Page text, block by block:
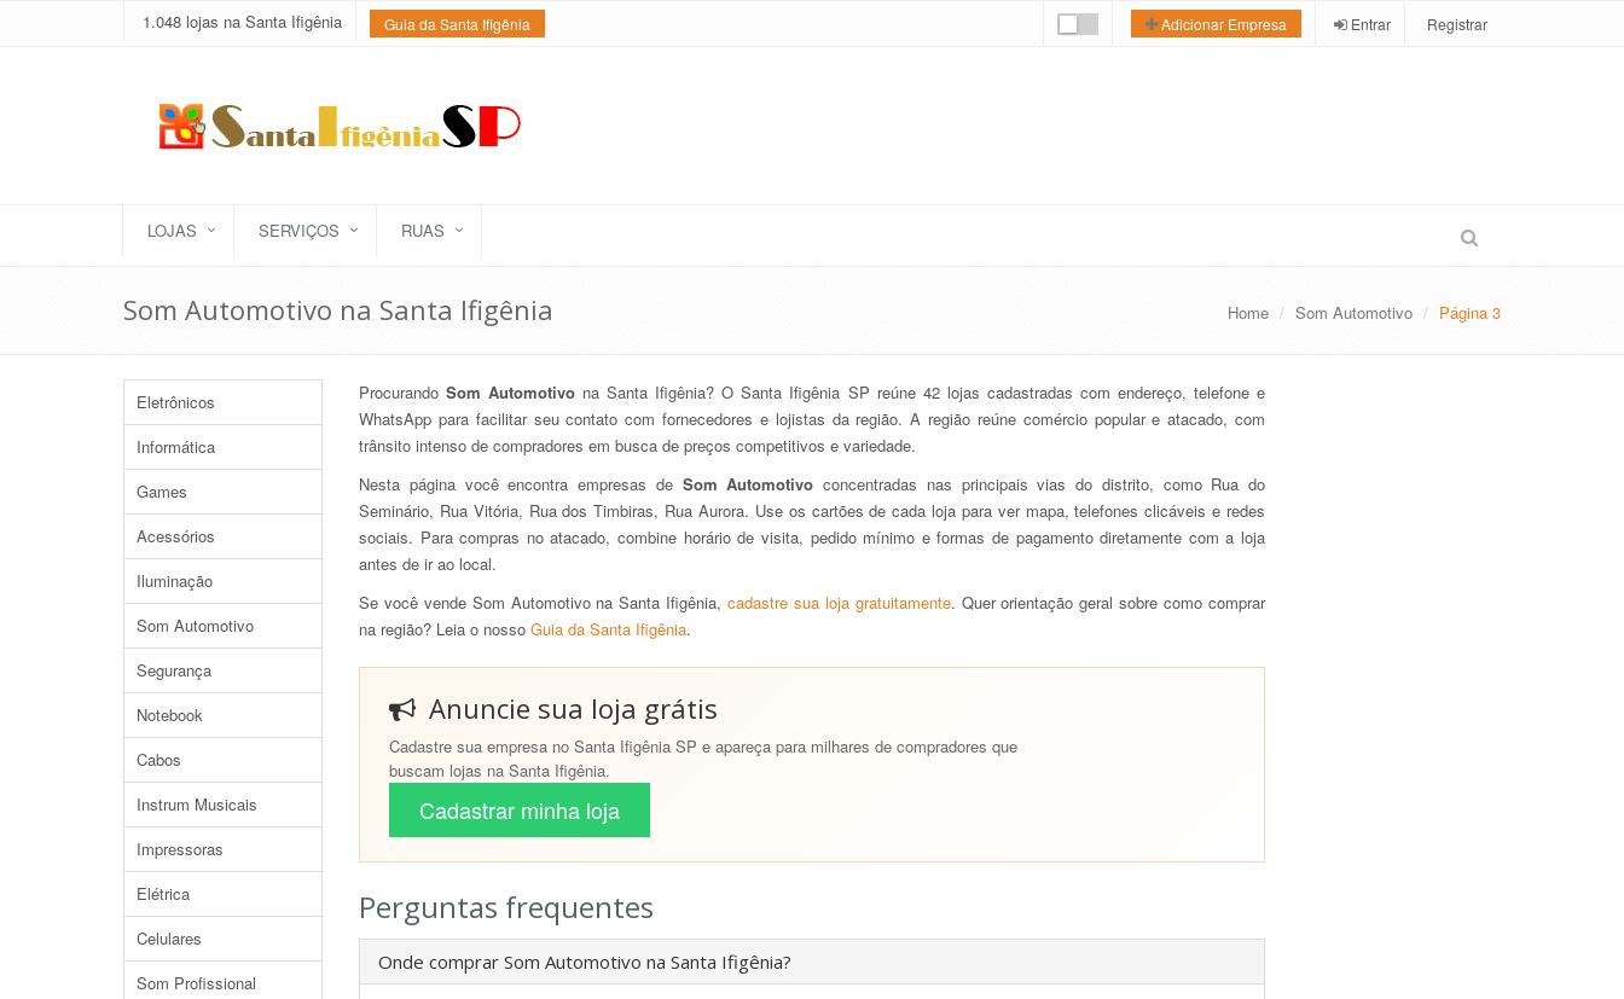
1.048 lojas na Santa Ifigênia Guia da Santa Ifigênia Adicionar Empresa Entrar Registrar
LOJAS SERVIÇOS RUAS
Som Automotivo na Santa Ifigênia Home Som Automotivo Página 3
Eletrônicos
Informática
Games
Acessórios
Iluminação
Som Automotivo
Segurança
Notebook
Cabos
Instrum Musicais
Impressoras
Elétrica
Celulares
Som Profissional
ProcurandoSom Automotivo na Santa Ifigênia? O Santa Ifigênia SP reúne 42 lojas cadastradas com endereço, telefone e
WhatsApp para facilitar seu contato com fornecedores e lojistas da região. A região reúne comércio popular e atacado, com
trânsito intenso de compradores em busca de preços competitivos e variedade.
Nesta página você encontra empresas de Som Automotivo concentradas nas principais vias do distrito, como Rua do
Seminário, Rua Vitória, Rua dos Timbiras, Rua Aurora. Use os cartões de cada loja para ver mapa, telefones clicáveis e redes
sociais. Para compras no atacado, combine horário de visita, pedido mínimo e formas de pagamento diretamente com a loja
antes de ir ao local.
Se você vende Som Automotivo na Santa Ifigênia,cadastre sua loja gratuitamente. Quer orientação geral sobre como comprar
na região? Leia o nosso Guia da Santa Ifigênia.
Anuncie sua loja grátis
Cadastre sua empresa no Santa Ifigênia SP e apareça para milhares de compradores que
buscam lojas na Santa Ifigênia.
Cadastrar minha loja
Perguntas frequentes
Onde comprar Som Automotivo na Santa Ifigênia?